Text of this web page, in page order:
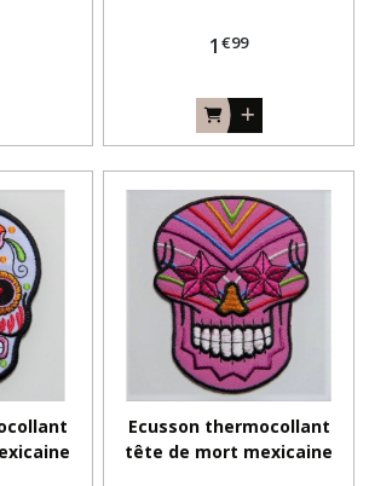
1 €99
Ecusson thermocollant
tête de mort mexicaine